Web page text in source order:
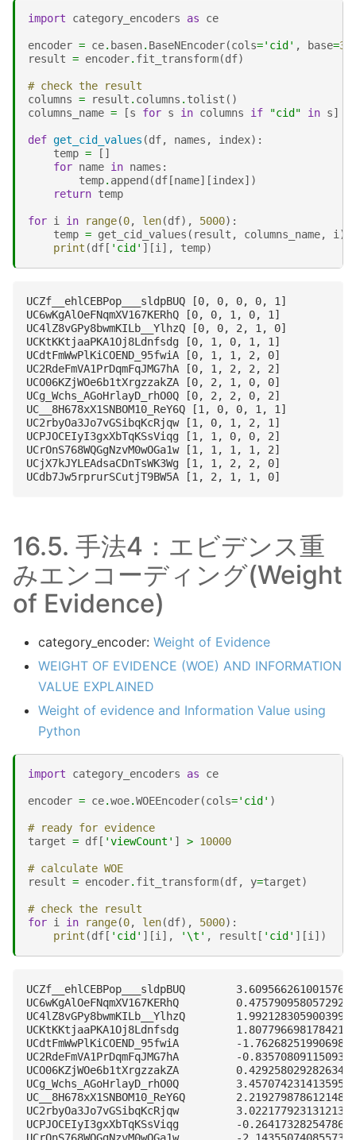
import category_encoders as ce
encoder = ce. basen. BaseNEncoder(cols='cid' , base=3
result = encoder. fit_transform(df)
# check the result
columns = result . columns . tolist ()
columns_name = [s for s in columns if "cid" in s]
def get_cid_values (df, names , index):
temp =
[]
for name in names :
temp. append (df [name][index])
return temp
for i in range(0, len(df), 5000):
temp = get_cid_values ( result , columns_name, i)
print (df [ 'cid' ][i], temp)
UCZf__ehlCEBPop___sldpBUQ [0, 0, 0, 0, 1]
UC6wKgAlOeFNqmXV167KERhQ [0, 0, 1, 0, 1]
UC4lZ8vGPy8bwmKILb__YlhzQ [0, 0, 2, 1, 0]
UCKtKKtjaaPKA1Oj8Ldnfsdg [0, 1, 0, 1, 1]
UCdtFmWwPlKiCOEND_95fwiA [0, 1, 1, 2, 0]
UC2RdeFmVA1PrDqmFqJMG7hA [0, 1, 2, 2, 2]
UCO06KZjWOe6b1tXrgzzakZA [0, 2, 1, 0, 0]
UCg_Wchs_AGoHrlayD_rhO0Q [0, 2, 2, 0, 2]
UC__8H678xX1SNBOM10_ReY6Q [1, 0, 0, 1, 1]
UC2rbyOa3Jo7vGSibqKcRjqw [1, 0, 1, 2, 1]
UCPJOCEIyI3gxXbTqKSsViqg [1, 1, 0, 0, 2]
UCrOnS768WQGgNzvM0wOGa1w [1, 1, 1, 1, 2]
UCjX7kJYLEAdsaCDnTsWK3Wg [1, 1, 2, 2, 0]
16.5. 手法4：エビデンス重
みエンコーディング(Weight
of Evidence)
category_encoder: Weight of Evidence
WEIGHT OF EVIDENCE (WOE) AND INFORMATION
VALUE EXPLAINED
Weight of evidence and Information Value using
Python
import category_encoders as ce
encoder = ce.woe.WOEEncoder(cols='cid' )
# ready for evidence
target = df [ 'viewCount' ] > 10000
# calculate WOE
result = encoder. fit_transform(df, y=target)
# check the result
for i in range(0, len(df), 5000):
print (df [ 'cid' ][i ], '\t ' , result [ 'cid' ][i ])
UCZf__ehlCEBPop___sldpBUQ 	 3.6095662610015764
UC6wKgAlOeFNqmXV167KERhQ 	 0.4757909580572925
UC4lZ8vGPy8bwmKILb__YlhzQ 	 1.9921283059003998
UCKtKKtjaaPKA1Oj8Ldnfsdg 	 1.807796698178421
UCdtFmWwPlKiCOEND_95fwiA 	 -1.76268251990698
UC2RdeFmVA1PrDqmFqJMG7hA 	 -0.8357080911509357
UCO06KZjWOe6b1tXrgzzakZA 	 0.42925802928263423
UCg_Wchs_AGoHrlayD_rhO0Q 	 3.4570742314135954
UC__8H678xX1SNBOM10_ReY6Q 	 2.2192798786121486
UC2rbyOa3Jo7vGSibqKcRjqw 	 3.022177923131213
UCPJOCEIyI3gxXbTqKSsViqg 	 -0.2641732825478688